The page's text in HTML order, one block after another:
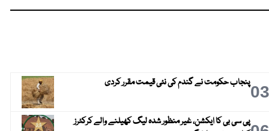
03پنجاب حکومت نے گندم کی نئی قیمت مقرر کردی
پی سی بی کا ایکشن، غیر منظور شدہ لیگ کھیلنے والے کرکٹرز